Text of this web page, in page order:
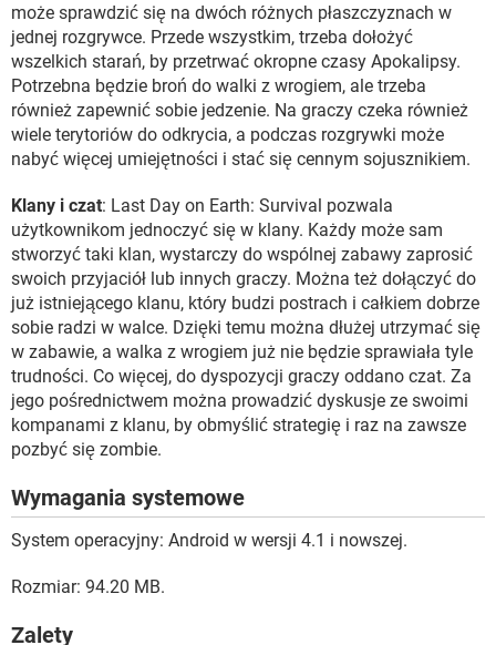
może sprawdzić się na dwóch różnych płaszczyznach w
jednej rozgrywce. Przede wszystkim, trzeba dołożyć
wszelkich starań, by przetrwać okropne czasy Apokalipsy.
Potrzebna będzie broń do walki z wrogiem, ale trzeba
również zapewnić sobie jedzenie. Na graczy czeka również
wiele terytoriów do odkrycia, a podczas rozgrywki może
nabyć więcej umiejętności i stać się cennym sojusznikiem.
Klany i czat: Last Day on Earth: Survival pozwala
użytkownikom jednoczyć się w klany. Każdy może sam
stworzyć taki klan, wystarczy do wspólnej zabawy zaprosić
swoich przyjaciół lub innych graczy. Można też dołączyć do
już istniejącego klanu, który budzi postrach i całkiem dobrze
sobie radzi w walce. Dzięki temu można dłużej utrzymać się
w zabawie, a walka z wrogiem już nie będzie sprawiała tyle
trudności. Co więcej, do dyspozycji graczy oddano czat. Za
jego pośrednictwem można prowadzić dyskusje ze swoimi
kompanami z klanu, by obmyślić strategię i raz na zawsze
pozbyć się zombie.
Wymagania systemowe
System operacyjny: Android w wersji 4.1 i nowszej.
Rozmiar: 94.20 MB.
Zalety